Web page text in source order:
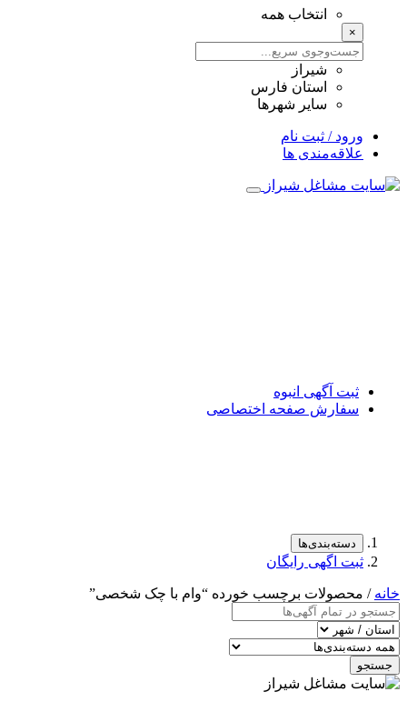
انتخاب همه
×
شیراز
استان فارس
سایر شهرها
ورود / ثبت نام
علاقه‌مندی ها
ثبت آگهی انبوه
سفارش صفحه اختصاصی
دسته‌بندی‌ها
ثبت اگهی رایگان
خانه / محصولات برچسب خورده “وام با چک شخصی”
جستجو